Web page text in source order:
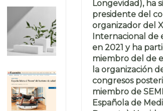
Longevidad), ha
presidente del
organizador del
Internacional de
en 2021 y ha
miembro del de
la organización
congresos
miembro de
Española de